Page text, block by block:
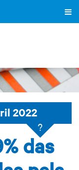
2022
?
das